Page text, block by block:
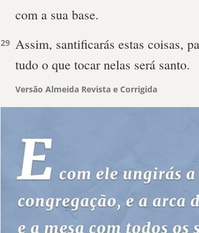
com a sua base.
29 Assim, santificarás estas coisas,
tudo o que tocar nelas será santo.
Versão Almeida Revista e Corrigida